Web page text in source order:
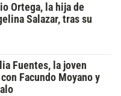
Ortega, la hija de
Salazar, tras su
Fuentes, la joven
Facundo Moyano y